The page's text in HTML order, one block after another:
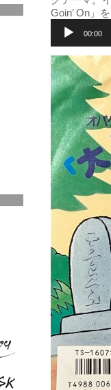
Goin’ On」
プ
レ
ー
ヤ
ー
00:00